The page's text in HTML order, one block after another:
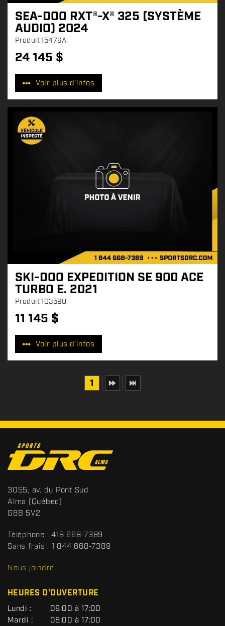
SEA-DOO RXT®-X® 325 (SYSTÈME
AUDIO) 2024
Produit15476A
P
r
x
24 145 $
Voir plus d'infos
SKI-DOO EXPEDITION SE 900 ACE
TURBO E. 2021
Produit10359U
P
r
x
11 145 $
Voir plus d'infos
1
o
n
t
a
c
t
S
p
o
t
s
R
3055, av. du Pont Sud
Alma (Québec)
G8B 5V2
Téléphone : 418 668-7389
Sans frais : 1 844 668-7389
Nous joindre
HEURES D'OUVERTURE
G
É
Lundi :
08:00 à 17:00
Mardi :
08:00 à 17:00